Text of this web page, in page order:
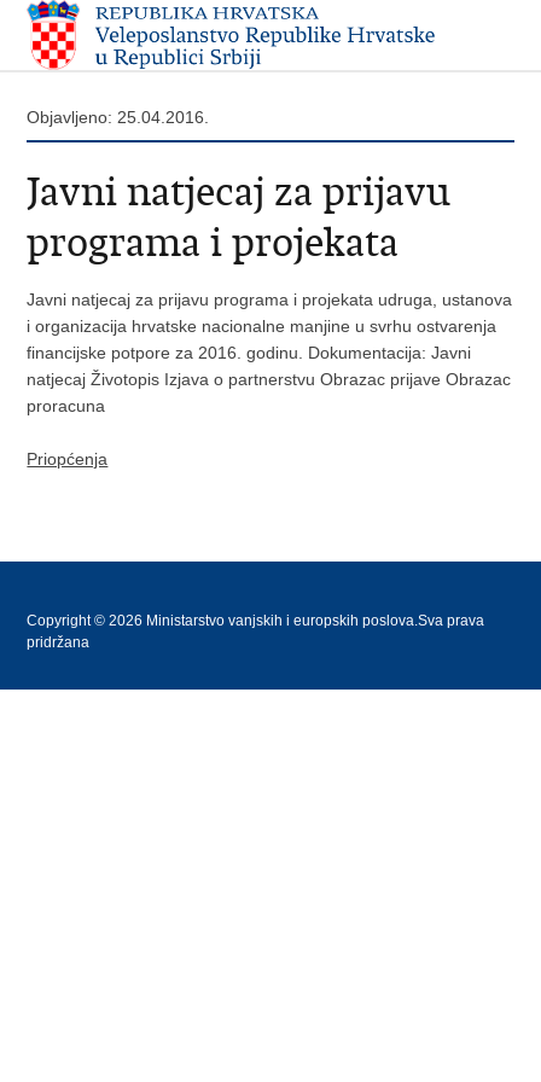
Objavljeno: 25.04.2016.
Javni natjecaj za prijavu
programa i projekata
Javni natjecaj za prijavu programa i projekata udruga, ustanova
i organizacija hrvatske nacionalne manjine u svrhu ostvarenja
financijske potpore za 2016. godinu. Dokumentacija: Javni
natjecaj Životopis Izjava o partnerstvu Obrazac prijave Obrazac
proracuna
Priopćenja
Copyright © 2026 Ministarstvo vanjskih i europskih poslova.Sva prava
pridržana